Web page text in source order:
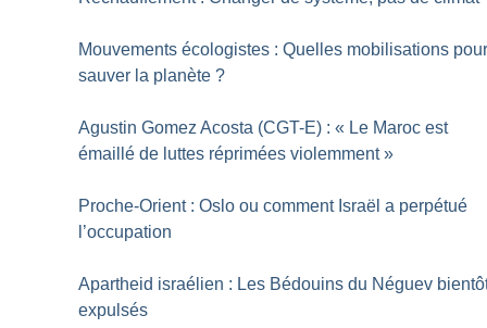
Mouvements écologistes : Quelles mobilisations
sauver la planète ?
Agustin Gomez Acosta (CGT-E) : « Le Maroc est
émaillé de luttes réprimées violemment »
Proche-Orient : Oslo ou comment Israël a perpétué
l’occupation
Apartheid israélien : Les Bédouins du Néguev
expulsés